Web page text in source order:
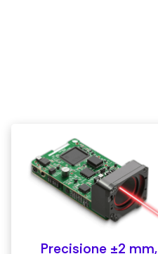
Precisione ±2 mm,